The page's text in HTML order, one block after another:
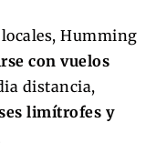
Humming
con vuelos
distancia,
limítrofes y